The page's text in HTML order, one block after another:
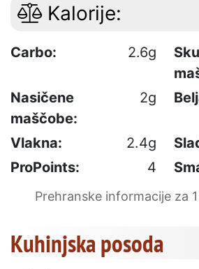
Kalorije:
Carbo: 2.6g
Nasičene
maščobe:
2g
Vlakna: 2.4g
ProPoints:
4
Prehranske informacije za
Kuhinjska posoda